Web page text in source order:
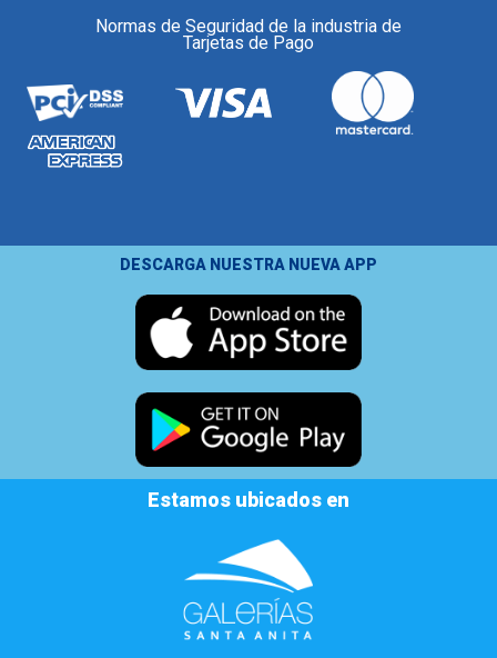
Normas de Seguridad de la industria de
Tarjetas de Pago
DESCARGA NUESTRA NUEVA APP
Estamos ubicados en